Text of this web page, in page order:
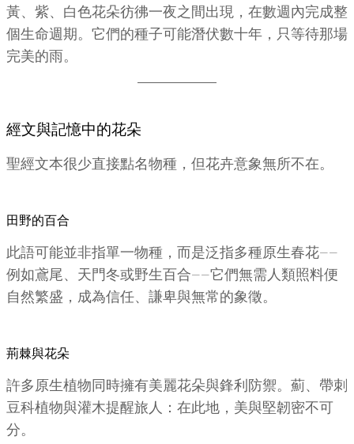
黃、紫、白色花朵彷彿一夜之間出現，在數週內完成整
個生命週期。它們的種子可能潛伏數十年，只等待那場
完美的雨。
經文與記憶中的花朵
聖經文本很少直接點名物種，但花卉意象無所不在。
田野的百合
此語可能並非指單一物種，而是泛指多種原生春花——
例如鳶尾、天門冬或野生百合——它們無需人類照料便
自然繁盛，成為信任、謙卑與無常的象徵。
荊棘與花朵
許多原生植物同時擁有美麗花朵與鋒利防禦。薊、帶刺
豆科植物與灌木提醒旅人：在此地，美與堅韌密不可
分。